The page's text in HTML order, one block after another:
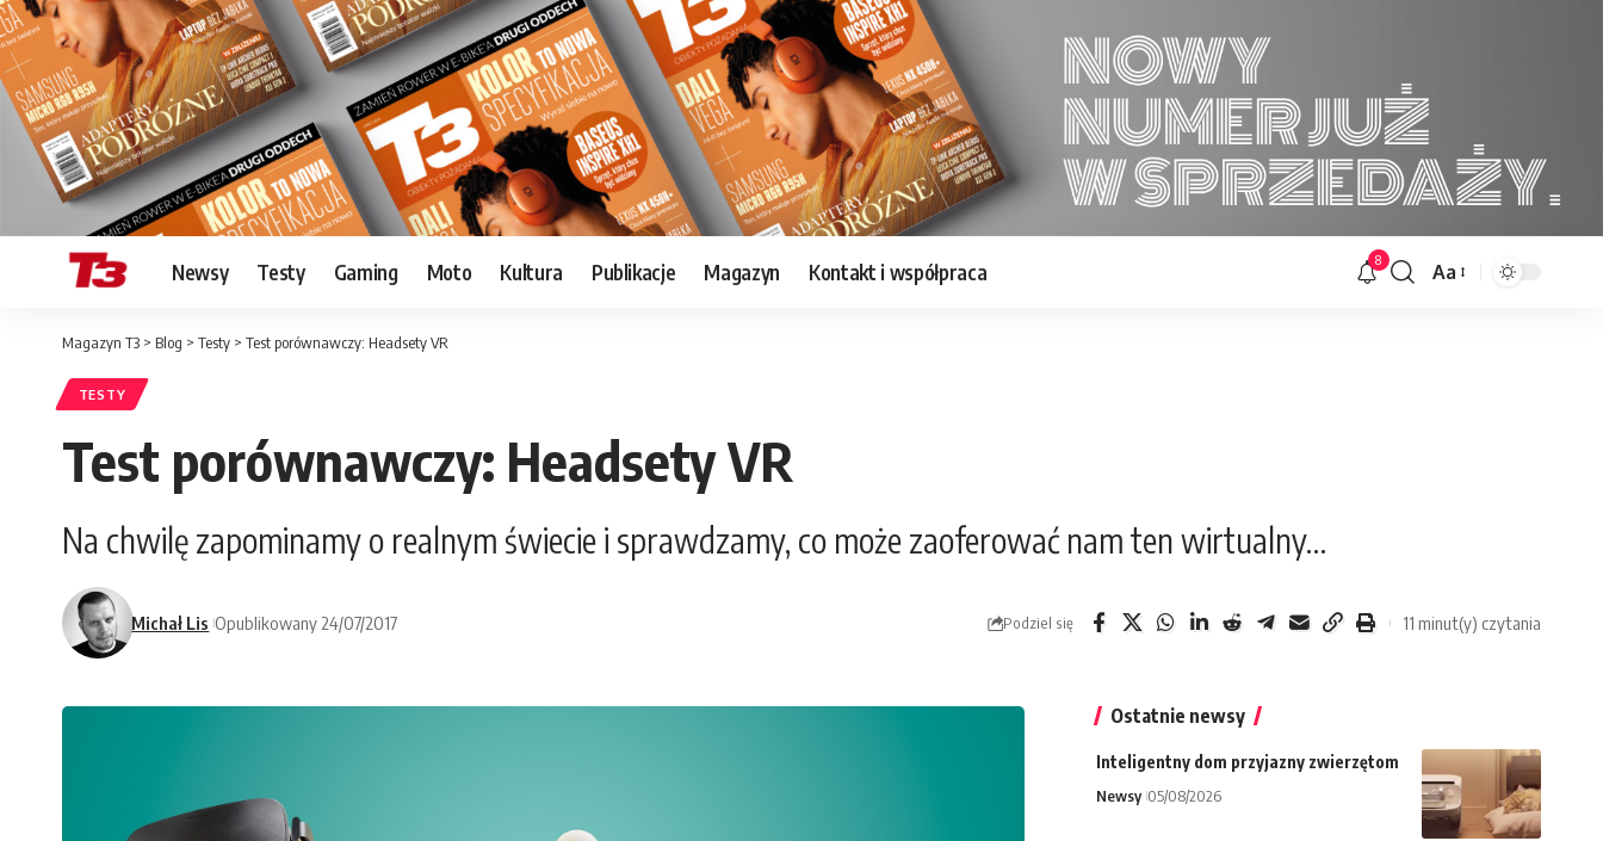
Newsy Testy Gaming Moto Kultura Publikacje Magazyn Kontakt i współpraca 8
Font
Aa
Magazyn T3 > Blog > Testy > Test porównawczy: Headsety VR
TESTY
Test porównawczy: Headsety VR
Na chwilę zapominamy o realnym świecie i sprawdzamy, co może zaoferować nam ten wirtualny…
Michał Lis Opublikowany 24/07/2017 Podziel się 11 minut(y) czytania
Ostatnie newsy
Inteligentny dom przyjazny zwierzętom
Newsy 05/08/2026